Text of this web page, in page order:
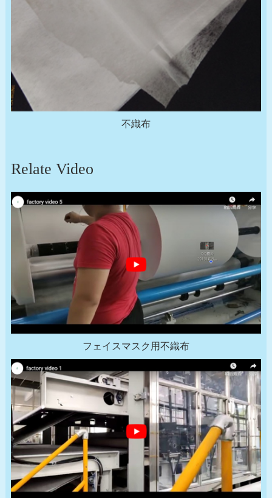
不織布
Relate Video
フェイスマスク用不織布